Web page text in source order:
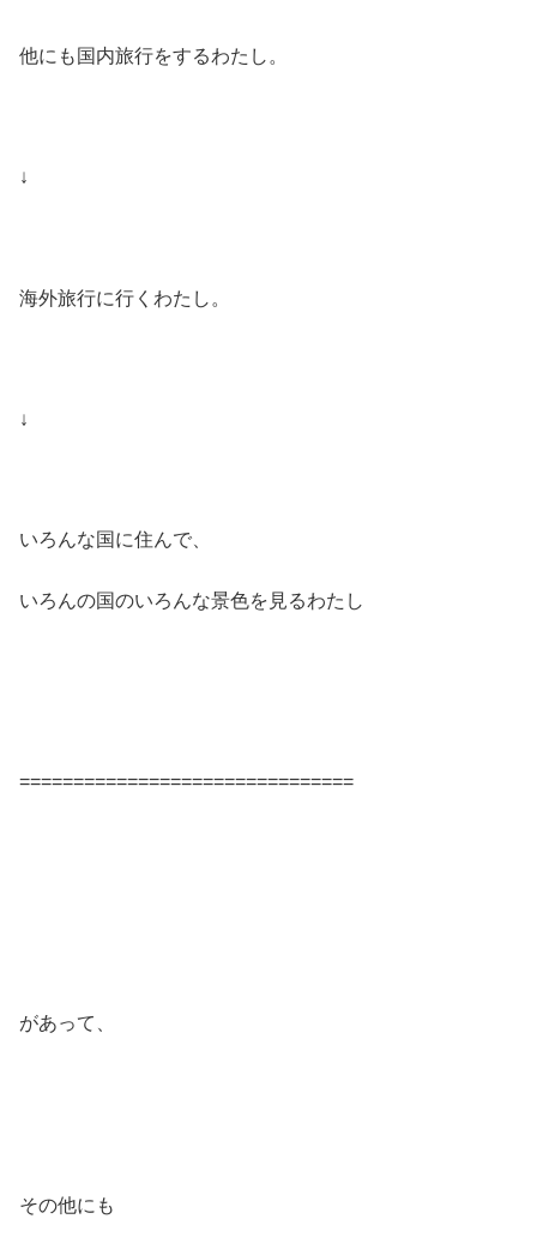
他にも国内旅行をするわたし。
↓
海外旅行に行くわたし。
↓
いろんな国に住んで、
いろんの国のいろんな景色を見るわたし
===============================
があって、
その他にも